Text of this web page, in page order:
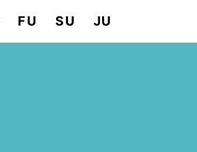
FU SU JU